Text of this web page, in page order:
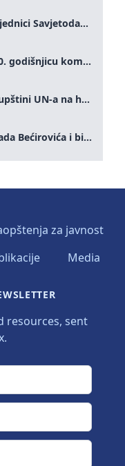
Abazović i Norov novi potpredsjednici Savjetodavnog odbora IFIMES-a
Ujedinjene nacije obilježavaju 80. godišnjicu komemoracijom na visokom nivou: Eileen Dong predstavlja IFIMES u oblasti ženskog liderstva, unapređenja mira, pravde, rodne ravnopravnosti i održivog razvoja
IFIMES poziva na Generalnoj skupštini UN-a na hitna ulaganja u mentalno zdravlje i sisteme njege proširene umjetnom inteligencijom
Sastanak direktora IFIMES-a Zijada Bećirovića i bivšeg premijera Crne Gore Dritana Abazovića
za javnost
Media
resources, sent